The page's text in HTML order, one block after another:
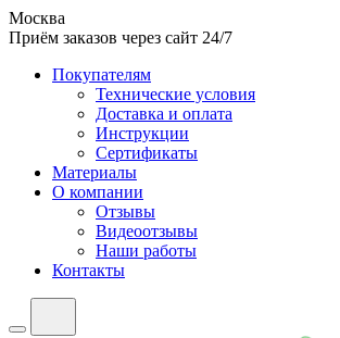
Москва
Приём заказов через сайт 24/7
Покупателям
Технические условия
Доставка и оплата
Инструкции
Сертификаты
Материалы
О компании
Отзывы
Видеоотзывы
Наши работы
Контакты